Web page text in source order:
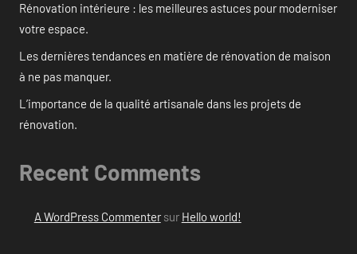
Rénovation intérieure : les meilleures astuces pour moderniser
votre espace.
Les dernières tendances en matière de rénovation de maison
à ne pas manquer.
L’importance de la qualité artisanale dans les projets de
rénovation.
Recent Comments
A WordPress Commentersur Hello world!